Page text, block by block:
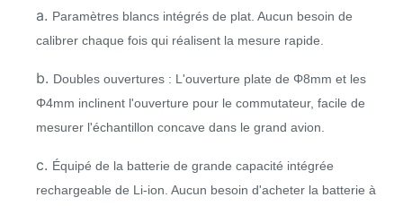
a. Paramètres blancs intégrés de plat. Aucun besoin de
calibrer chaque fois qui réalisent la mesure rapide.
b. Doubles ouvertures : L'ouverture plate de Φ8mm et les
Φ4mm inclinent l'ouverture pour le commutateur, facile de
mesurer l'échantillon concave dans le grand avion.
c. Équipé de la batterie de grande capacité intégrée
rechargeable de Li-ion. Aucun besoin d'acheter la batterie à